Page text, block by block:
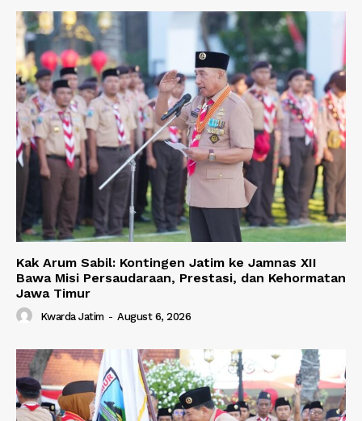
Kak Arum Sabil: Kontingen Jatim ke Jamnas XII
Bawa Misi Persaudaraan, Prestasi, dan Kehormatan
Jawa Timur
Kwarda Jatim - August 6, 2026